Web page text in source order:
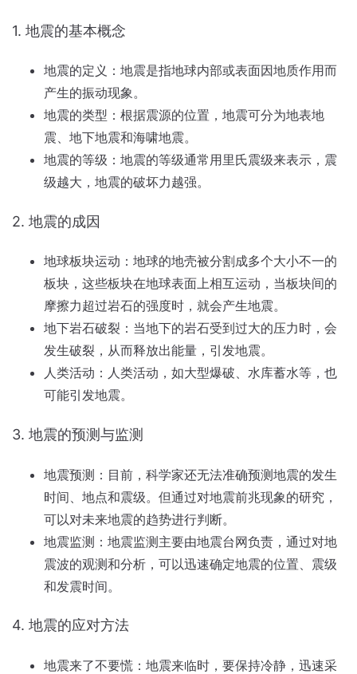
1. 地震的基本概念
地震的定义：地震是指地球内部或表面因地质作用而
产生的振动现象。
地震的类型：根据震源的位置，地震可分为地表地
震、地下地震和海啸地震。
地震的等级：地震的等级通常用里氏震级来表示，震
级越大，地震的破坏力越强。
2. 地震的成因
地球板块运动：地球的地壳被分割成多个大小不一的
板块，这些板块在地球表面上相互运动，当板块间的
摩擦力超过岩石的强度时，就会产生地震。
地下岩石破裂：当地下的岩石受到过大的压力时，会
发生破裂，从而释放出能量，引发地震。
人类活动：人类活动，如大型爆破、水库蓄水等，也
可能引发地震。
3. 地震的预测与监测
地震预测：目前，科学家还无法准确预测地震的发生
时间、地点和震级。但通过对地震前兆现象的研究，
可以对未来地震的趋势进行判断。
地震监测：地震监测主要由地震台网负责，通过对地
震波的观测和分析，可以迅速确定地震的位置、震级
和发震时间。
4. 地震的应对方法
地震来了不要慌：地震来临时，要保持冷静，迅速采